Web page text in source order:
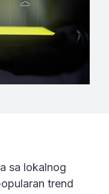
sa lokalnog
trend